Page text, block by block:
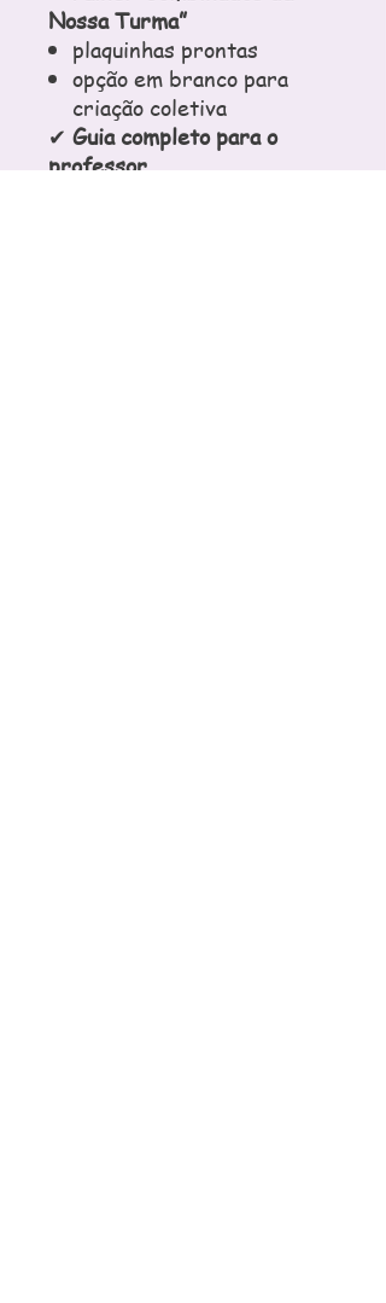
Nossa Turma”
plaquinhas prontas
opção em branco para
criação coletiva
✔ Guia completo para o
professor